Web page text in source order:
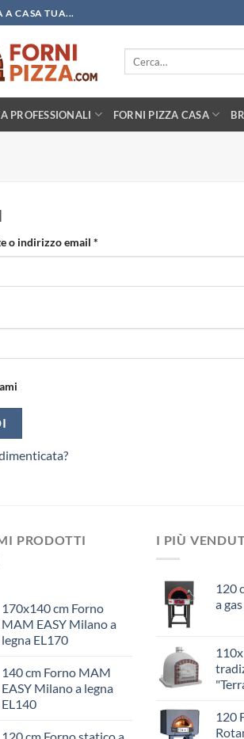
A CASA TUA...
PROFESSIONALI FORNI PIZZA CASA
o indirizzo email *
PRODOTTI
170x140 cm Forno
MAM EASY Milano a
legna EL170
140 cm Forno MAM
EASY Milano a legna
EL140
I PIÙ
120
a
120